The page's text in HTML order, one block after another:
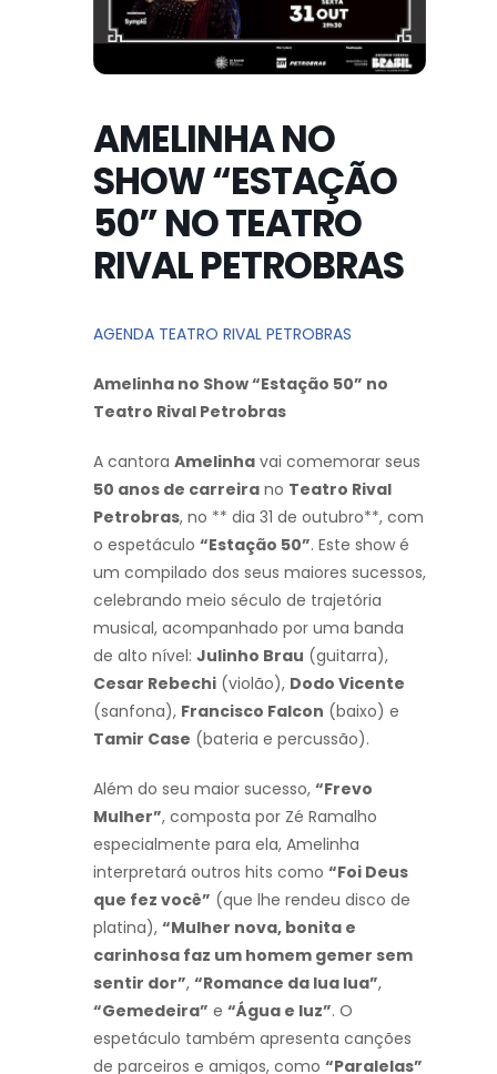
AMELINHA NO
SHOW “ESTAÇÃO
50” NO TEATRO
RIVAL PETROBRAS
AGENDA TEATRO RIVAL PETROBRAS
Amelinha no Show “Estação 50” no
Teatro Rival Petrobras
A cantora Amelinha vai comemorar seus
50 anos de carreira no Teatro Rival
Petrobras, no ** dia 31 de outubro**, com
o espetáculo “Estação 50”. Este show é
um compilado dos seus maiores sucessos,
celebrando meio século de trajetória
musical, acompanhado por uma banda
de alto nível: Julinho Brau (guitarra),
Cesar Rebechi (violão), Dodo Vicente
(sanfona), Francisco Falcon (baixo) e
Tamir Case (bateria e percussão).
Além do seu maior sucesso, “Frevo
Mulher”, composta por Zé Ramalho
especialmente para ela, Amelinha
interpretará outros hits como “Foi Deus
que fez você” (que lhe rendeu disco de
platina), “Mulher nova, bonita e
carinhosa faz um homem gemer sem
sentir dor”, “Romance da lua lua”,
“Gemedeira” e “Água e luz”. O
espetáculo também apresenta canções
de parceiros e amigos, como “Paralelas”